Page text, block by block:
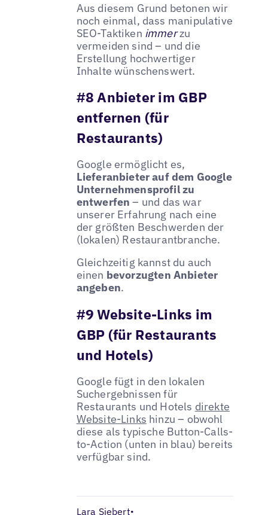
Aus diesem Grund betonen wir
noch einmal, dass manipulative
SEO-Taktiken immerzu
vermeiden sind – und die
Erstellung hochwertiger
Inhalte wünschenswert.
#8 Anbieter im GBP
entfernen (für
Restaurants)
Google ermöglicht es,
Lieferanbieter auf dem Google
Unternehmensprofil zu
entwerfen– und das war
unserer Erfahrung nach eine
der größten Beschwerden der
(lokalen) Restaurantbranche.
Gleichzeitig kannst du auch
einen bevorzugten Anbieter
angeben.
#9 Website-Links im
GBP (für Restaurants
und Hotels)
Google fügt in den lokalen
Suchergebnissen für
Restaurants und Hotels direkte
Website-Links hinzu – obwohl
diese als typische Button-Calls-
to-Action (unten in blau) bereits
verfügbar sind.
Lara Siebert•